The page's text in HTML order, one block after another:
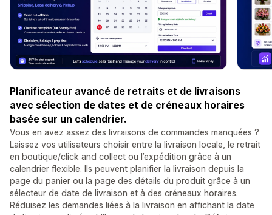
Planificateur avancé de retraits et de livraisons
avec sélection de dates et de créneaux horaires
basée sur un calendrier.
Vous en avez assez des livraisons de commandes manquées ?
Laissez vos utilisateurs choisir entre la livraison locale, le retrait
en boutique/click and collect ou l’expédition grâce à un
calendrier flexible. Ils peuvent planifier la livraison depuis la
page du panier ou la page des détails du produit grâce à un
sélecteur de date de livraison et à des créneaux horaires.
Réduisez les demandes liées à la livraison en affichant la date